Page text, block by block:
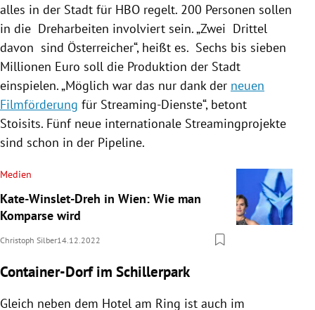
alles in der Stadt für HBO regelt. 200 Personen sollen
in die Dreharbeiten involviert sein. „Zwei Drittel
davon sind Österreicher“, heißt es. Sechs bis sieben
Millionen Euro soll die Produktion der Stadt
einspielen. „Möglich war das nur dank der neuen
Filmförderung für Streaming-Dienste“, betont
Stoisits. Fünf neue internationale Streamingprojekte
sind schon in der Pipeline.
Medien
Kate-Winslet-Dreh in Wien: Wie man
Komparse wird
Christoph Silber14.12.2022
Container-Dorf im Schillerpark
Gleich neben dem Hotel am Ring ist auch im